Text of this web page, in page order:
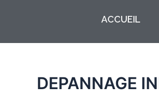
ACCUEIL
DEPANNAGE